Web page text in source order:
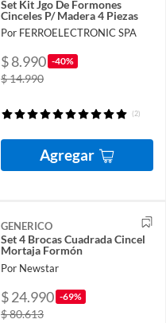
Set Kit Jgo De Formones
Cinceles P/ Madera 4 Piezas
Por FERROELECTRONIC SPA
$ 8.990 -40%
$ 14.990
(2)
Agregar
GENERICO
Set 4 Brocas Cuadrada Cincel
Mortaja Formón
Por Newstar
$ 24.990 -69%
$ 80.613